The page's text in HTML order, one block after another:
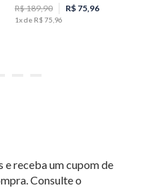
R$189,90 R$ 75, 96
1x de R$75 96
e receba um cupom de
Consulte o